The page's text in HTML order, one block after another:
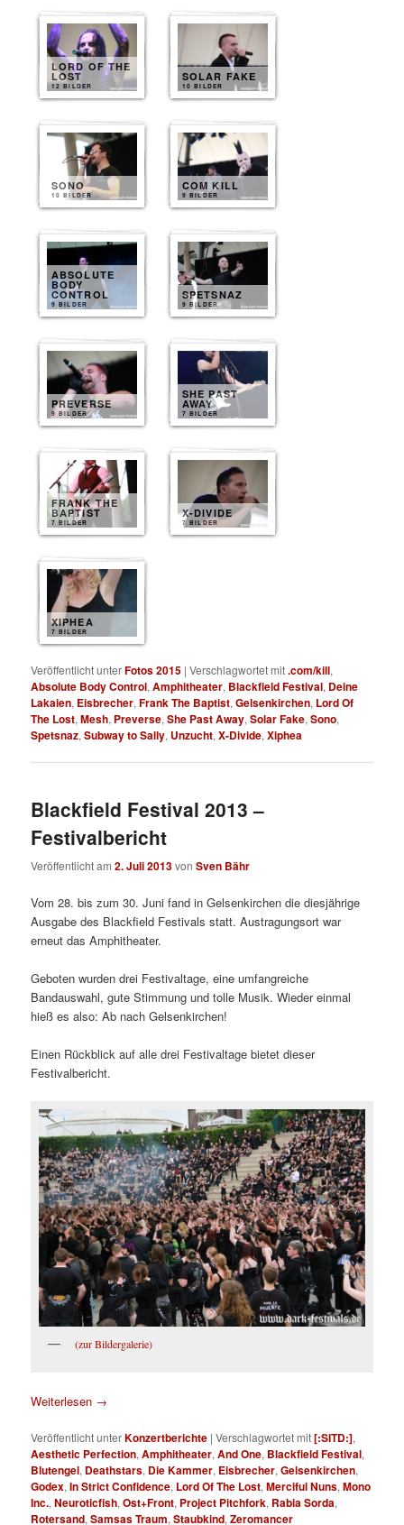
LORD OF THE
LOST
12 BILDER
SOLAR FAKE
10 BILDER
SONO
10 BILDER
COM KILL
9 BILDER
ABSOLUTE
BODY
CONTROL
9 BILDER
SPETSNAZ
9 BILDER
PREVERSE
9 BILDER
SHE PAST
AWAY
7 BILDER
FRANK THE
BAPTIST
7 BILDER
X-DIVIDE
7 BILDER
XIPHEA
7 BILDER
Veröffentlicht unterFotos 2015 |Verschlagwortet mit.com/kill,
Absolute Body Control,Amphitheater, Blackfield Festival, Deine
Lakaien, Eisbrecher,Frank The Baptist,Gelsenkirchen, Lord Of
The Lost,Mesh, Preverse,She Past Away,Solar Fake,Sono,
Spetsnaz,Subway to Sally, Unzucht,X-Divide,Xiphea
Blackfield Festival 2013 –
Festivalbericht
Veröffentlicht am2. Juli 2013vonSven Bähr
Vom 28. bis zum 30. Juni fand in Gelsenkirchen die diesjährige
Ausgabe des Blackfield Festivals statt. Austragungsort war
erneut das Amphitheater.
Geboten wurden drei Festivaltage, eine umfangreiche
Bandauswahl, gute Stimmung und tolle Musik. Wieder einmal
hieß es also: Ab nach Gelsenkirchen!
Einen Rückblick auf alle drei Festivaltage bietet dieser
Festivalbericht.
(zur Bildergalerie)
Weiterlesen →
Veröffentlicht unterKonzertberichte |Verschlagwortet mit[:SITD:],
Aesthetic Perfection,Amphitheater,And One, Blackfield Festival,
Blutengel, Deathstars, Die Kammer, Eisbrecher,Gelsenkirchen,
Godex,In Strict Confidence, Lord Of The Lost,Merciful Nuns,Mono
Inc.,Neuroticfish,Ost+Front, Project Pitchfork, Rabia Sorda,
Rotersand,Samsas Traum,Staubkind,Zeromancer